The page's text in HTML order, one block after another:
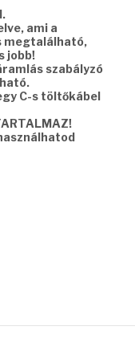
ami a
megtalálható,
jobb!
szabályzó
C-s töltőkábel